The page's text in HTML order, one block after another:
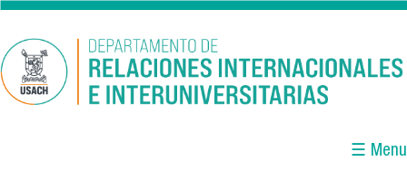
Pasar al contenido principal
☰ Menu